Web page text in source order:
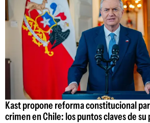
Kast propone reforma constitucional
crimen en Chile: los puntos claves de su